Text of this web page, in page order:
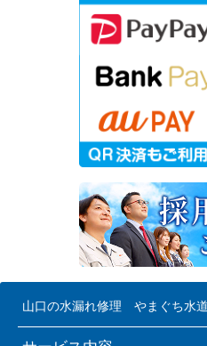
山口の水漏れ修理 やまぐち水